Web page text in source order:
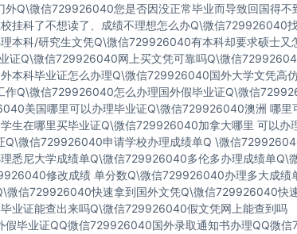
外Q\微信729926040您是否因没正常毕业而导致回国得不
挂科了不想读了、成绩不理想怎么办Q\微信729926040
本科/研究生文凭Q\微信729926040有本科却要求硕士
证Q\微信729926040网上买文凭可靠吗Q\微信
本科毕业证怎么办理Q\微信729926040国外大学文凭高
作Q\微信729926040怎么办理国外假毕业证Q\微信
美国哪里可以办理毕业证Q\微信729926040澳洲 哪里
生在哪里买毕业证Q\微信729926040加拿大哪里 可以办
Q\微信729926040申请学校办理成绩单Q \微信
悉尼大学成绩单Q\微信729926040多伦多办理成绩单Q\
修改成绩 单分数Q\微信729926040办理多大成
微信729926040快速拿到国外文凭Q\微信729926040快
业证能查出来吗Q\微信729926040假文凭网上能查到吗
假毕业证QQ微信729926040国外录取通知书办理QQ微